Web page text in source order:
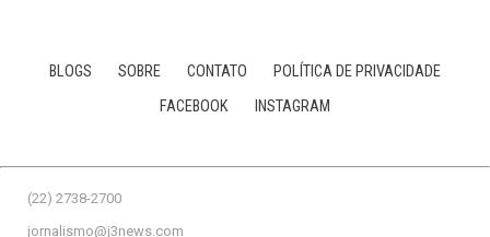
BLOGS SOBRE CONTATO
POLÍTICA DE PRIVACIDADE
FACEBOOK
INSTAGRAM
(22) 2738-2700
jornalismo@j3news.com